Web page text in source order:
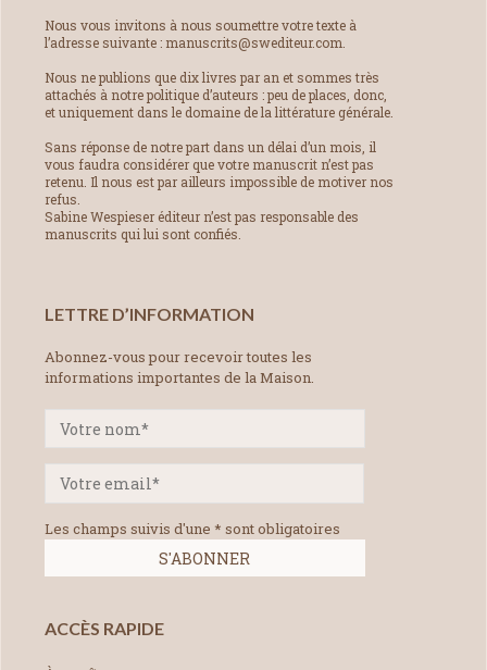
Nous vous invitons à nous soumettre votre texte à
l’adresse suivante : manuscrits@swediteur.com.
Nous ne publions que dix livres par an et sommes très
attachés à notre politique d’auteurs : peu de places, donc,
et uniquement dans le domaine de la littérature générale.
Sans réponse de notre part dans un délai d’un mois, il
vous faudra considérer que votre manuscrit n’est pas
retenu. Il nous est par ailleurs impossible de motiver nos
refus.
Sabine Wespieser éditeur n’est pas responsable des
manuscrits qui lui sont confiés.
LETTRE D’INFORMATION
Abonnez-vous pour recevoir toutes les
informations importantes de la Maison.
Les champs suivis d'une * sont obligatoires
ACCÈS RAPIDE